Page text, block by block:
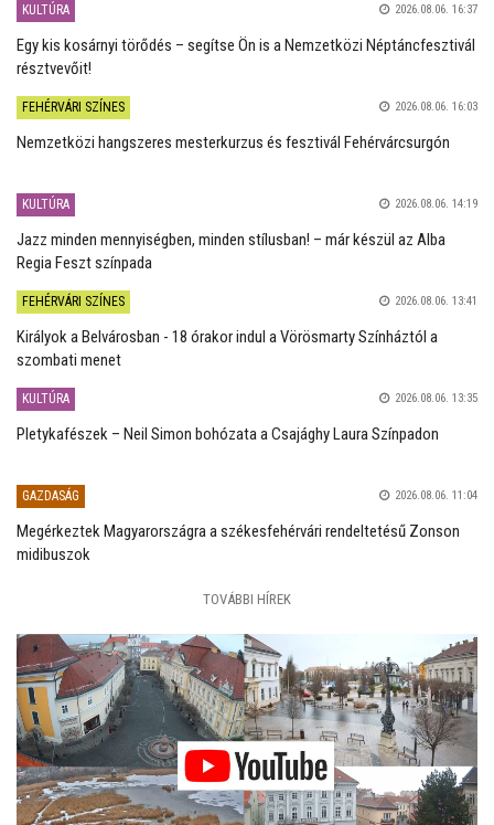
KULTÚRA 2026.08.06. 16:37
Egy kis kosárnyi törődés – segítse Ön is a Nemzetközi Néptáncfesztivál
résztvevőit!
FEHÉRVÁRI SZÍNES 2026.08.06. 16:03
Nemzetközi hangszeres mesterkurzus és fesztivál Fehérvárcsurgón
KULTÚRA 2026.08.06. 14:19
Jazz minden mennyiségben, minden stílusban! – már készül az Alba
Regia Feszt színpada
FEHÉRVÁRI SZÍNES 2026.08.06. 13:41
Királyok a Belvárosban - 18 órakor indul a Vörösmarty Színháztól a
szombati menet
KULTÚRA 2026.08.06. 13:35
Pletykafészek – Neil Simon bohózata a Csajághy Laura Színpadon
GAZDASÁG 2026.08.06. 11:04
Megérkeztek Magyarországra a székesfehérvári rendeltetésű Zonson
midibuszok
TOVÁBBI HÍREK